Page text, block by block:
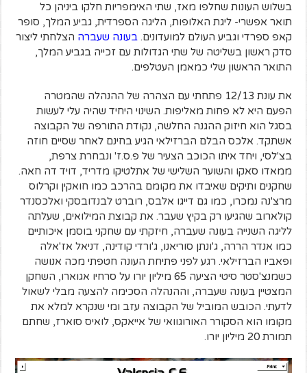
בשלוש העונות שחלפו מאז, שתי האימפריות חלקו ביניהן כל
תואר אפשרי- ליגת האלופות, הליגה הספרדית, גביע המלך, סופר
קאפ ספרדי וגביע העולם למועדונים.בעונה שעברה הצלחתי ליצור
סדק ראשון בשליטה של שתי הגדולות עם זכייה בגביע המלך,
התואר הראשון שלי כמאמן העטלפים.
את עונת 12/13 פתחתי עם הצהרה של ההנהלה שהמטרה
הפעם היא לא פחות מאליפות. השינוי היחיד שהיה עלי לעשות
בסגל הוא חיזוק ההגנה החלשה, נקודת התורפה של הקבוצה
אשתקד. אלכס הבלם הברזילאי הגיע בחינם לאחר שסיים חוזה
בצ'לסי, ויחד איתו הכוכב הצעיר של פ.ס.ז' ונבחרת צרפת,
ממאדו סאקו והשוער השלישי של אתלטיקו מדריד, דויד דה חאה.
שחקנים ותיקים שאיבדו את מקומם בהרכב כמו חואקין וקרלוס
מרצ'נה נמכרו, כמו גם דייגו אלבס, רוברט לבנדובסקי ואלכסנדר
קולארוב שהגיעו רק בקיץ שעבר. את קבוצת המילואים, שעלתה
לליגה השנייה בעונה שעברה, חיזקתי עם שחקני בוסמן איכותיים
כמו אנדר הררה, ג'ונתן סוריאנו, ג'ורדי קודינה, דניאל אז'אלה
ופאביו הברזילאי. רגע לפני פתיחת העונה חטפתי מכה אנושה
כשמנצ'סטר סיטי הציעה 65 מיליון יורו על סרחיו אגוארו, השחקן
המצטיין בעונה שעברה, וההנהלה הסכימה להצעה מבלי לשאול
לדעתי. הכובש המוביל של הקבוצה עזב ומי שנקרא למלא את
מקומו הוא הסקורר האורוגוואי של אייאקס, לואיס סוארז, שחתם
תמורת 20 מיליון יורו.